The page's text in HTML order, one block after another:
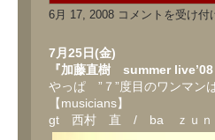
6月 17, 2008 2008
日 ”超”情
熱
注
意
報！
は
コメントを受け付
7月25日(金)
『加藤直樹 summer
やっぱ ”７”度目のワンマン
【musicians】
gt 西村 直 / ba ｚｕ